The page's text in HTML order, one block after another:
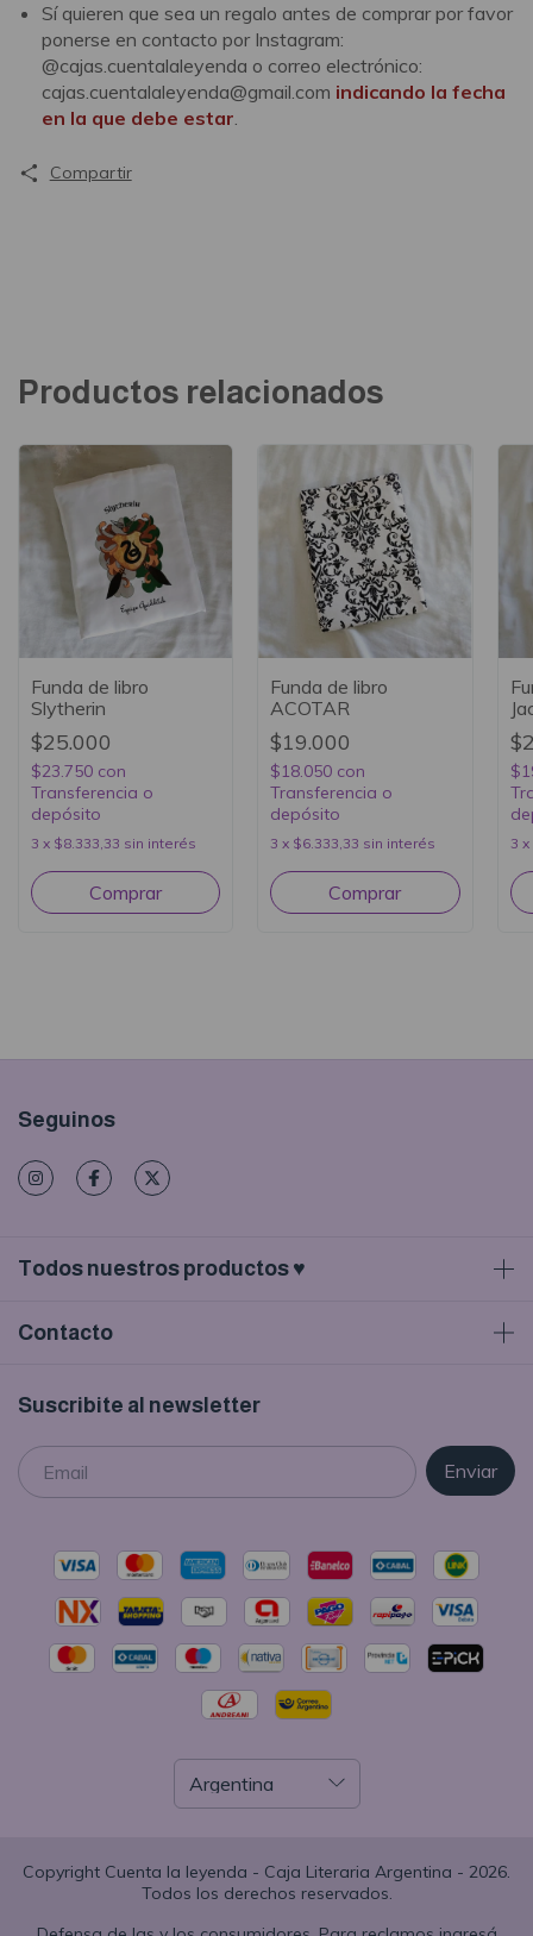
Sí quieren que sea un regalo antes de comprar por favor
ponerse en contacto por Instagram:
@cajas.cuentalaleyenda o correo electrónico:
cajas.cuentalaleyenda@gmail.com indicando la fecha
en la que debe estar.
Compartir
Productos relacionados
Funda de libro
Slytherin
$25.000
$23.750 con
Transferencia o
depósito
3 x $8.333,33 sin interés
Funda de libro
ACOTAR
$19.000
$18.050 con
Transferencia o
depósito
3 x $6.333,33 sin interés 3 x
Seguinos
Todos nuestros productos ♥
Contacto
Suscribite al newsletter
Copyright Cuenta la leyenda - Caja Literaria Argentina - 2026.
Todos los derechos reservados.